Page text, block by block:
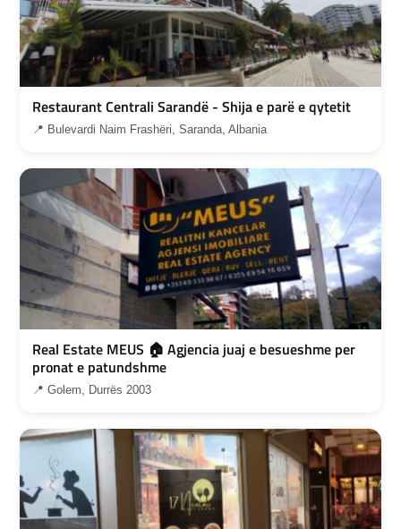
Restaurant Centrali Sarandë - Shija e parë e qytetit
📍 Bulevardi Naim Frashëri, Saranda, Albania
Real Estate MEUS 🏠 Agjencia juaj e besueshme per
pronat e patundshme
📍 Golem, Durrës 2003